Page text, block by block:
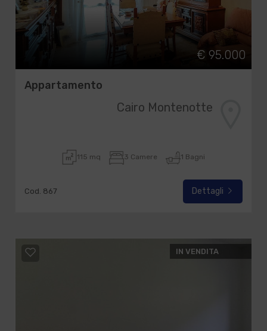
€ 95.000
Appartamento
Cairo Montenotte
115 mq 3 Camere 1 Bagni
Cod. 867 Dettagli
IN VENDITA